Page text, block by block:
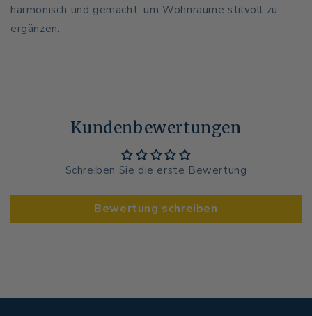
harmonisch und gemacht, um Wohnräume stilvoll zu
ergänzen.
Kundenbewertungen
Schreiben Sie die erste Bewertung
Bewertung schreiben